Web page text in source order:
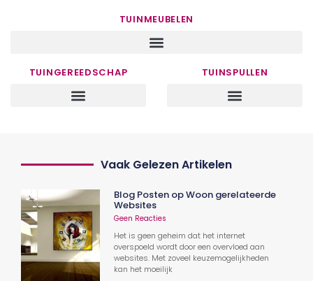
TUINMEUBELEN
TUINGEREEDSCHAP TUINSPULLEN
Vaak Gelezen Artikelen
Blog Posten op Woon gerelateerde
Websites
Geen Reacties
Het is geen geheim dat het internet
overspoeld wordt door een overvloed aan
websites. Met zoveel keuzemogelijkheden
kan het moeilijk